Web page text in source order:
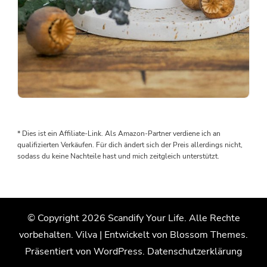
keine
teuren
Gießformen,
schöne
gießen
* Dies ist ein Affiliate-Link. Als Amazon-Partner verdiene ich an
qualifizierten Verkäufen. Für dich ändert sich der Preis allerdings nicht,
sodass du keine Nachteile hast und mich zeitgleich unterstützt.
© Copyright 2026 Scandify Your Life. Alle Rechte
vorbehalten. Vilva | Entwickelt von Blossom Themes.
Präsentiert von WordPress. Datenschutzerklärung